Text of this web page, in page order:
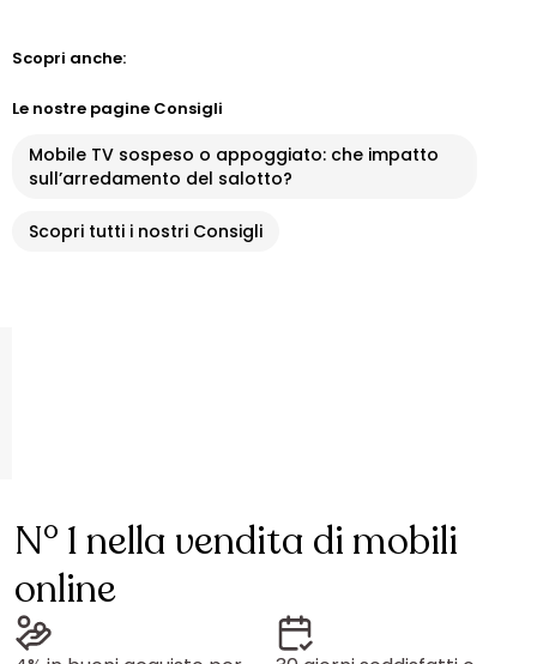
Scopri anche:
Le nostre pagine Consigli
Mobile TV sospeso o appoggiato: che impatto
sull’arredamento del salotto?
Scopri tutti i nostri Consigli
N° 1 nella vendita di mobili
online